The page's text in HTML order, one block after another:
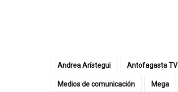
Andrea Arístegui Antofagasta TV
Medios de comunicación Mega